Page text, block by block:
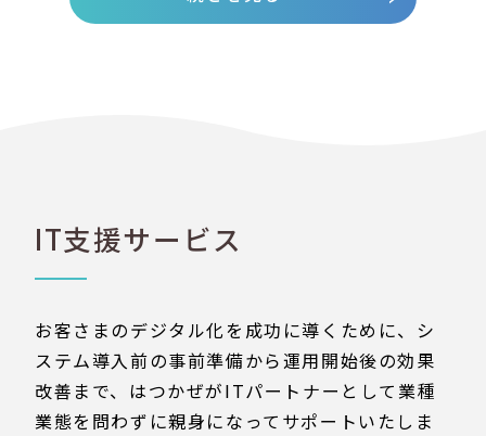
IT支援サービス
お客さまのデジタル化を成功に導くために、シ
ステム導入前の事前準備から運用開始後の効果
改善まで、はつかぜがITパートナーとして業種
業態を問わずに親身になってサポートいたしま